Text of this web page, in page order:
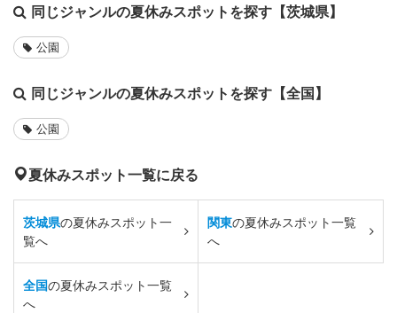
同じジャンルの夏休みスポットを探す【茨城県】
公園
同じジャンルの夏休みスポットを探す【全国】
公園
夏休みスポット一覧に戻る
茨城県の夏休みスポット一
覧へ
関東の夏休みスポット一覧
へ
全国の夏休みスポット一覧
へ